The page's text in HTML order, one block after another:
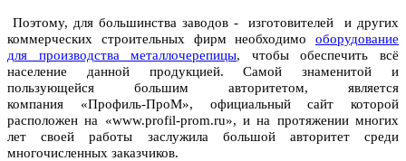
Поэтому, для большинства заводов - изготовителей и других
коммерческих строительных фирм необходимо оборудование
для производства металлочерепицы, чтобы обеспечить всё
население данной продукцией. Самой знаменитой и
пользующейся большим авторитетом, является
компания «Профиль-ПроМ», официальный сайт которой
расположен на «www.profil-prom.ru», и на протяжении многих
лет своей работы заслужила большой авторитет среди
многочисленных заказчиков.